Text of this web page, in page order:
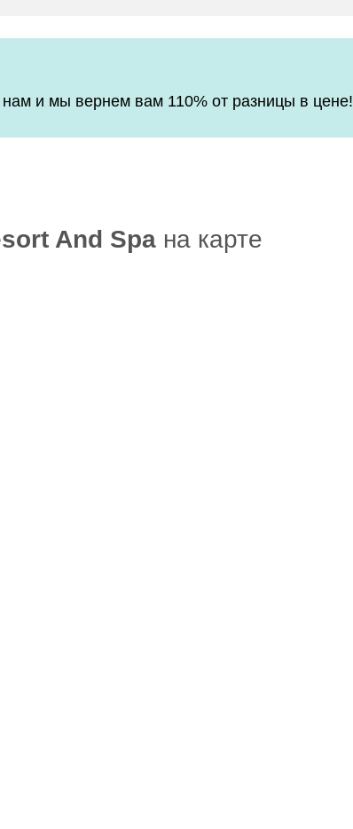
и мы вернем вам 110% от разницы в цене!
And Spa на карте